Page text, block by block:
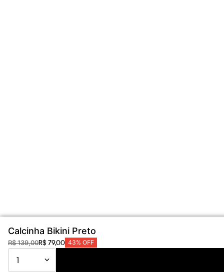
Calcinha Bikini Preto
R$139,00R$79,00 43% OFF
1